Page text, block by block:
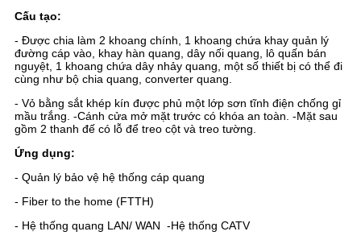
Cấu tạo:
- Được chia làm 2 khoang chính, 1 khoang chứa khay quản lý
đường cáp vào, khay hàn quang, dây nối quang, lô quấn bán
nguyệt, 1 khoang chứa dây nhảy quang, một số thiết bị có thể đi
cùng như bộ chia quang, converter quang.
- Vỏ bằng sắt khép kín được phủ một lớp sơn tĩnh điện chống gỉ
mầu trắng. -Cánh cửa mở mặt trước có khóa an toàn. -Mặt sau
gồm 2 thanh đế có lỗ để treo cột và treo tường.
Ứng dụng:
- Quản lý bảo vệ hệ thống cáp quang
- Fiber to the home (FTTH)
- Hệ thống quang LAN/ WAN -Hệ thống CATV